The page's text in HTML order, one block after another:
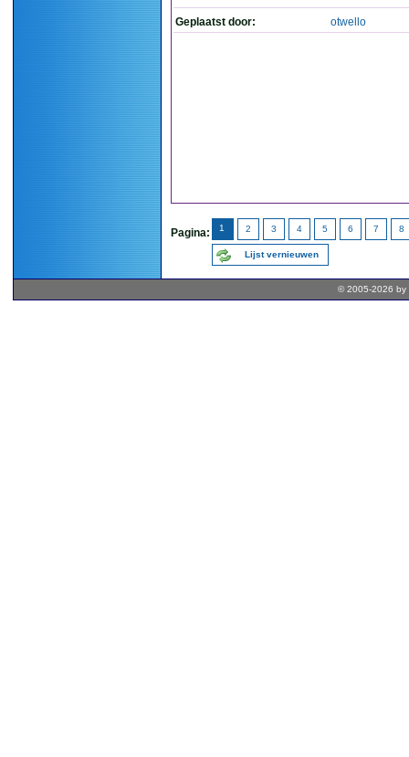
Geplaatst door: otwello
Pagina: 1 2 3 4 5 6 7 8
Lijst vernieuwen
© 2005-2026 by